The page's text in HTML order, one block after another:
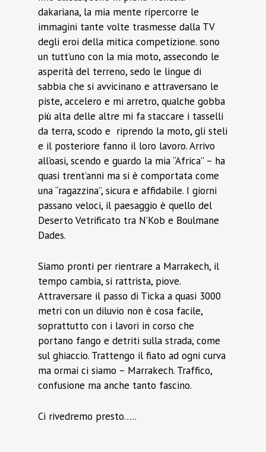
dakariana, la mia mente ripercorre le
immagini tante volte trasmesse dalla TV
degli eroi della mitica competizione. sono
un tutt’uno con la mia moto, assecondo le
asperità del terreno, sedo le lingue di
sabbia che si avvicinano e attraversano le
piste, accelero e mi arretro, qualche gobba
più alta delle altre mi fa staccare i tasselli
da terra, scodo e riprendo la moto, gli steli
e il posteriore fanno il loro lavoro. Arrivo
all’oasi, scendo e guardo la mia “Africa” – ha
quasi trent’anni ma si è comportata come
una “ragazzina”, sicura e affidabile. I giorni
passano veloci, il paesaggio è quello del
Deserto Vetrificato tra N’Kob e Boulmane
Dades.
Siamo pronti per rientrare a Marrakech, il
tempo cambia, si rattrista, piove.
Attraversare il passo di Ticka a quasi 3000
metri con un diluvio non è cosa facile,
soprattutto con i lavori in corso che
portano fango e detriti sulla strada, come
sul ghiaccio. Trattengo il fiato ad ogni curva
ma ormai ci siamo – Marrakech. Traffico,
confusione ma anche tanto fascino.
Ci rivedremo presto…..